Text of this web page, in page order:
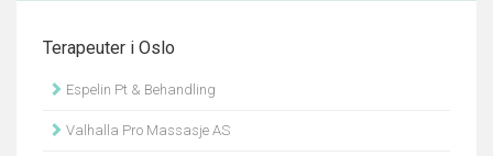
Terapeuter i Oslo
Espelin Pt & Behandling
Valhalla Pro Massasje AS